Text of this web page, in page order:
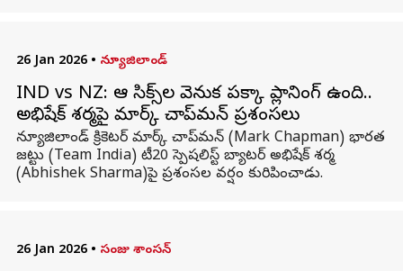
26 Jan 2026 • న్యూజిలాండ్
IND vs NZ: ఆ సిక్స్‌ల వెనుక పక్కా ప్లానింగ్‌ ఉంది..
అభిషేక్ శర్మపై మార్క్ చాప్‌మన్ ప్రశంసలు
న్యూజిలాండ్ క్రికెటర్ మార్క్ చాప్‌మన్ (Mark Chapman) భారత
జట్టు (Team India) టీ20 స్పెషలిస్ట్ బ్యాటర్ అభిషేక్ శర్మ
(Abhishek Sharma)పై ప్రశంసల వర్షం కురిపించాడు.
26 Jan 2026 • సంజు శాంసన్